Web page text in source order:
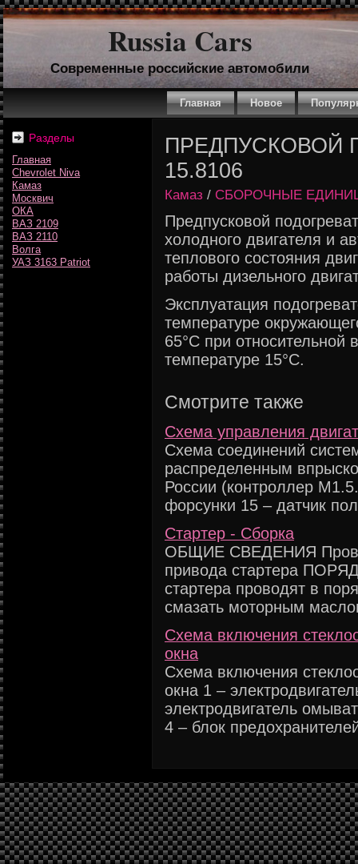
Russia Cars
Современные российские автомобили
Главная Новое
Разделы
Главная
Chevrolet Niva
Камаз
Москвич
ОКА
ВАЗ 2109
ВАЗ 2110
Волга
УАЗ 3163 Patriot
ПРЕДПУСКОВОЙ
15.8106
Камаз / СБОРОЧНЫЕ
Предпусковой
холодного двигателя и
теплового состояния
работы дизельного
Эксплуатация
температуре
65°С при относительной
температуре 15°С.
Смотрите также
Схема управления
Схема соединений
распределенным
России (контроллер
форсунки 15 – датчик
Стартер - Сборка
ОБЩИЕ СВЕДЕНИЯ
привода стартера
стартера проводят в
смазать моторным
Схема включения
окна
Схема включения
окна 1 –
электродвигатель
4 – блок